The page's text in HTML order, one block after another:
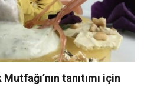
tanıtımı için